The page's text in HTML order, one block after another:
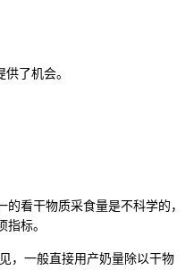
了机会。
看干物质采食量是不科学的，
标。
，一般直接用产奶量除以干物